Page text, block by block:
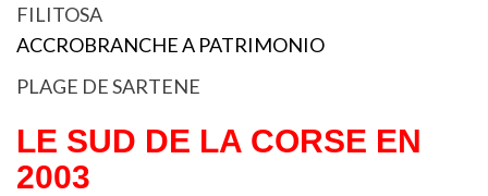
FILITOSA
ACCROBRANCHE A PATRIMONIO
PLAGE DE SARTENE
LE SUD DE LA CORSE EN
2003